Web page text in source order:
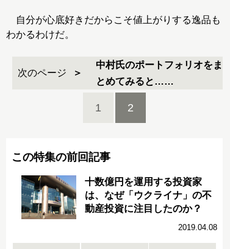
自分が心底好きだからこそ値上がりする逸品も
わかるわけだ。
次のページ
中村氏のポートフォリオをま
とめてみると……
1 2
この特集の前回記事
十数億円を運用する投資家
は、なぜ「ウクライナ」の不
動産投資に注目したのか？
2019.04.08